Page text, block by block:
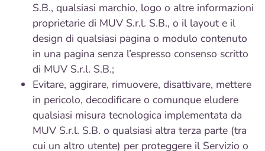
S.B., qualsiasi marchio, logo o altre informazioni
proprietarie di MUV S.r.l. S.B., o il layout e il
design di qualsiasi pagina o modulo contenuto
in una pagina senza l’espresso consenso scritto
di MUV S.r.l. S.B.;
Evitare, aggirare, rimuovere, disattivare, mettere
in pericolo, decodificare o comunque eludere
qualsiasi misura tecnologica implementata da
MUV S.r.l. S.B. o qualsiasi altra terza parte (tra
cui un altro utente) per proteggere il Servizio o